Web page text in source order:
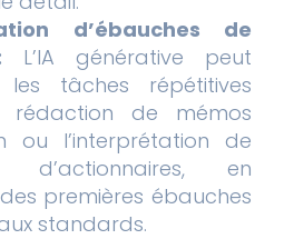
d’ébauches de
L’IA générative peut
les tâches répétitives
de mémos
ou l’interprétation de
d’actionnaires, en
premières ébauches
standards.